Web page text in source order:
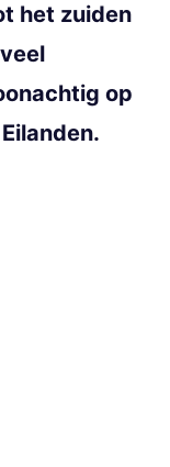
het zuiden
op